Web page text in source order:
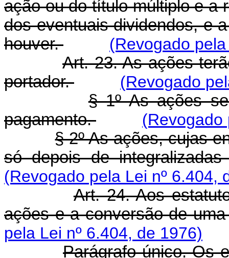
ação ou do título múltiplo e a
dos eventuais dividendos, e
houver.
(Revogado
Art. 23. As ações
portador.
(Revogado
§ 1º As ações
pagamento.
(Revogado
§ 2º As ações, cujas
só depois de
(Revogado pela Lei nº 6.404,
Art. 24. Aos
ações e a conversão de
pela Lei nº 6.404, de 1976)
Parágrafo único. Os